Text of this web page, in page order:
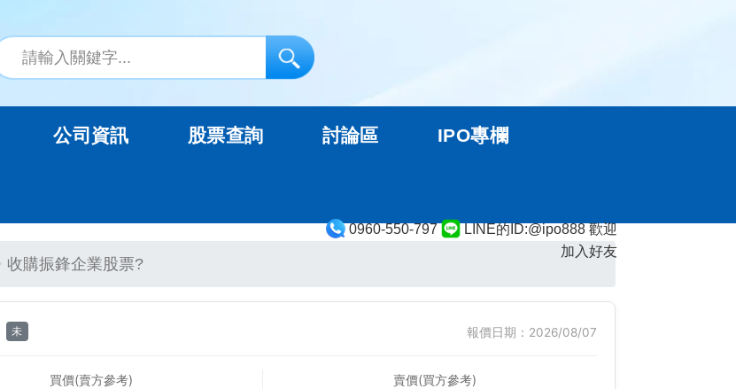
0960-550-797
LINE的ID:@ipo888 歡迎
加入好友
公司資訊 股票查詢 討論區 IPO專欄
收購振鋒企業股票?
未 報價日期：2026/08/07
買價(賣方參考) 賣價(買方參考)